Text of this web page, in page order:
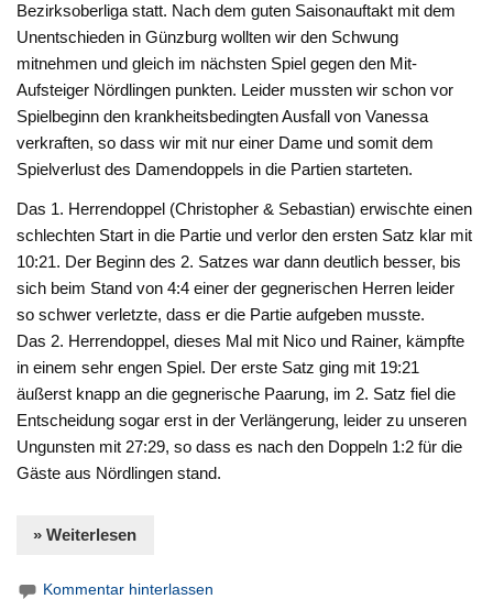
Bezirksoberliga statt. Nach dem guten Saisonauftakt mit dem
Unentschieden in Günzburg wollten wir den Schwung
mitnehmen und gleich im nächsten Spiel gegen den Mit-
Aufsteiger Nördlingen punkten. Leider mussten wir schon vor
Spielbeginn den krankheitsbedingten Ausfall von Vanessa
verkraften, so dass wir mit nur einer Dame und somit dem
Spielverlust des Damendoppels in die Partien starteten.
Das 1. Herrendoppel (Christopher & Sebastian) erwischte einen
schlechten Start in die Partie und verlor den ersten Satz klar mit
10:21. Der Beginn des 2. Satzes war dann deutlich besser, bis
sich beim Stand von 4:4 einer der gegnerischen Herren leider
so schwer verletzte, dass er die Partie aufgeben musste.
Das 2. Herrendoppel, dieses Mal mit Nico und Rainer, kämpfte
in einem sehr engen Spiel. Der erste Satz ging mit 19:21
äußerst knapp an die gegnerische Paarung, im 2. Satz fiel die
Entscheidung sogar erst in der Verlängerung, leider zu unseren
Ungunsten mit 27:29, so dass es nach den Doppeln 1:2 für die
Gäste aus Nördlingen stand.
» Weiterlesen
Kommentar hinterlassen